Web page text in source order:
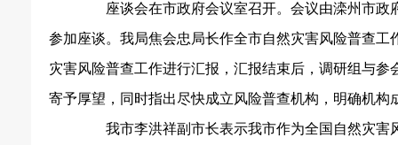
座谈会在市政府会议室召开。会议由滦州市
参加座谈。我局焦会忠局长作全市自然灾害风险普查
灾害风险普查工作进行汇报，汇报结束后，调研组与
寄予厚望，同时指出尽快成立风险普查机构，明确机构
我市李洪祥副市长表示我市作为全国自然灾